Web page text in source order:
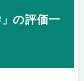
の評価一